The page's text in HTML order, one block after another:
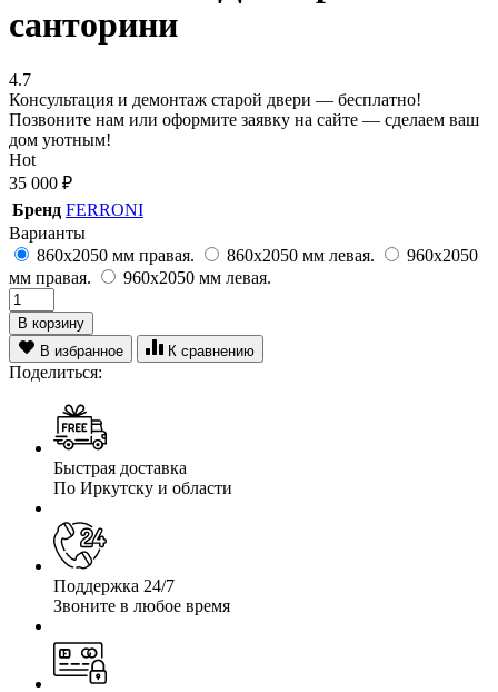
санторини
4.7
Консультация и демонтаж старой двери — бесплатно!
Позвоните нам или оформите заявку на сайте — сделаем ваш
дом уютным!
Hot
35 000 ₽
Бренд FERRONI
Варианты
860х2050 мм правая.
860х2050 мм левая.
960х2050
мм правая.
960х2050 мм левая.
В корзину
В избранное
К сравнению
Поделиться:
Быстрая доставка
По Иркутску и области
Поддержка 24/7
Звоните в любое время